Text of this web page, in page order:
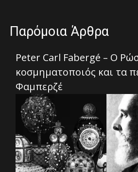
Παρόμοια Άρθρα
Peter Carl Fabergé – Ο
κοσμηματοποιός και τα
Φαμπερζέ